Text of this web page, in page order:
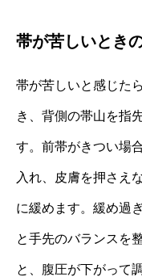
帯が苦しいとき
帯が苦しいと感じた
き、背側の帯山を指
す。前帯がきつい場
入れ、皮膚を押さえ
に緩めます。緩め過
と手先のバランスを
と、腹圧が下がって